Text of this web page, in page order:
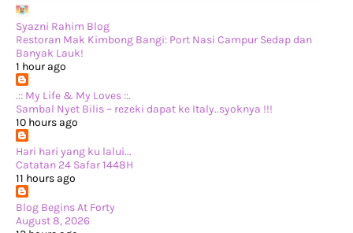
Minum Petang di JPteres @ Grand Hyatt Kuala Lumpur
Ke Pertama Complex Dengan Suami Terchenta
Hukum Memandulkan Kucing
Nasi Ayam Michelin Rated
Makan Tengahari di Paku & Pontianak
Keluar Breakfast Dengan Suami Terchenta
Katil Baru
Makan di Swood Smokehouse Texas BBQ
Setahun Yang Berdarah...
Jumpa Doktor Buat Kesekian Kalinya...
Dapat Hadiah Tudung Lagi
Jalan-jalan di Pavilion KL & Dinner Di Two Sons Bi...
Pergi Ke Perpustakaan Kuala Lumpur Dapat Hadiah
►September 2024
Syazni Rahim Blog
Restoran Mak Kimbong Bangi: Port Nasi Campur Sedap dan
Banyak Lauk!
1 hour ago
.:: My Life & My Loves ::.
Sambal Nyet Bilis ~ rezeki dapat ke Italy..syoknya !!!
10 hours ago
Hari hari yang ku lalui...
Catatan 24 Safar 1448H
11 hours ago
Blog Begins At Forty
August 8, 2026